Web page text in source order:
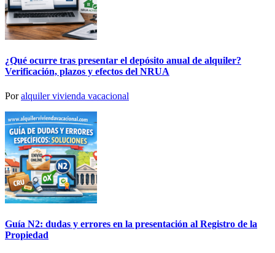
¿Qué ocurre tras presentar el depósito anual de alquiler?
Verificación, plazos y efectos del NRUA
Poralquiler vivienda vacacional
Guía N2: dudas y errores en la presentación al Registro de la
Propiedad